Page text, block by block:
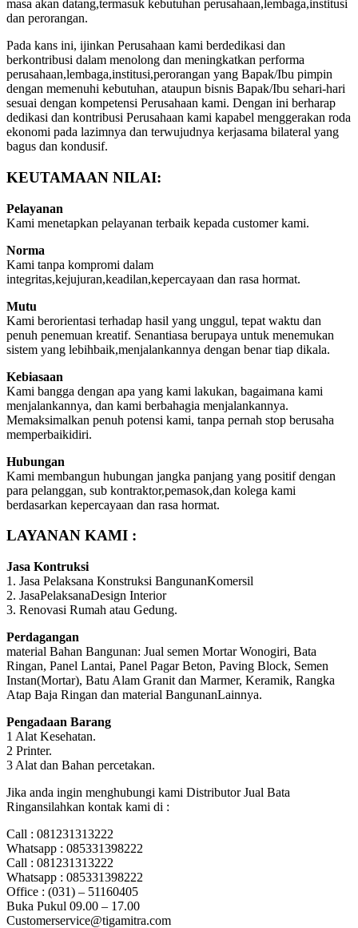
masa akan datang,termasuk kebutuhan perusahaan,lembaga,institusi
dan perorangan.
Pada kans ini, ijinkan Perusahaan kami berdedikasi dan
berkontribusi dalam menolong dan meningkatkan performa
perusahaan,lembaga,institusi,perorangan yang Bapak/Ibu pimpin
dengan memenuhi kebutuhan, ataupun bisnis Bapak/Ibu sehari-hari
sesuai dengan kompetensi Perusahaan kami. Dengan ini berharap
dedikasi dan kontribusi Perusahaan kami kapabel menggerakan roda
ekonomi pada lazimnya dan terwujudnya kerjasama bilateral yang
bagus dan kondusif.
KEUTAMAAN NILAI:
Pelayanan
Kami menetapkan pelayanan terbaik kepada customer kami.
Norma
Kami tanpa kompromi dalam
integritas,kejujuran,keadilan,kepercayaan dan rasa hormat.
Mutu
Kami berorientasi terhadap hasil yang unggul, tepat waktu dan
penuh penemuan kreatif. Senantiasa berupaya untuk menemukan
sistem yang lebihbaik,menjalankannya dengan benar tiap dikala.
Kebiasaan
Kami bangga dengan apa yang kami lakukan, bagaimana kami
menjalankannya, dan kami berbahagia menjalankannya.
Memaksimalkan penuh potensi kami, tanpa pernah stop berusaha
memperbaikidiri.
Hubungan
Kami membangun hubungan jangka panjang yang positif dengan
para pelanggan, sub kontraktor,pemasok,dan kolega kami
berdasarkan kepercayaan dan rasa hormat.
LAYANAN KAMI :
Jasa Kontruksi
1. Jasa Pelaksana Konstruksi BangunanKomersil
2. JasaPelaksanaDesign Interior
3. Renovasi Rumah atau Gedung.
Perdagangan
material Bahan Bangunan: Jual semen Mortar Wonogiri, Bata
Ringan, Panel Lantai, Panel Pagar Beton, Paving Block, Semen
Instan(Mortar), Batu Alam Granit dan Marmer, Keramik, Rangka
Atap Baja Ringan dan material BangunanLainnya.
Pengadaan Barang
1 Alat Kesehatan.
2 Printer.
3 Alat dan Bahan percetakan.
Jika anda ingin menghubungi kami Distributor Jual Bata
Ringansilahkan kontak kami di :
Call : 081231313222
Whatsapp : 085331398222
Call : 081231313222
Whatsapp : 085331398222
Office : (031) – 51160405
Buka Pukul 09.00 – 17.00
Customerservice@tigamitra.com